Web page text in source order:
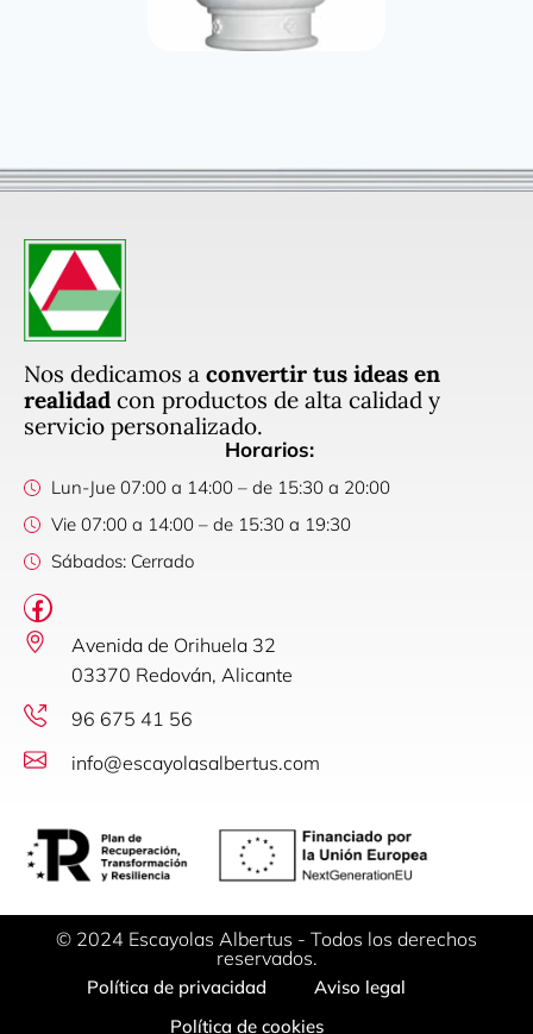
Nos dedicamos a convertir tus ideas en
realidad con productos de alta calidad y
servicio personalizado.
Horarios:
Lun-Jue 07:00 a 14:00 – de 15:30 a 20:00
Vie 07:00 a 14:00 – de 15:30 a 19:30
Sábados: Cerrado
Avenida de Orihuela 32
03370 Redován, Alicante
96 675 41 56
info@escayolasalbertus.com
© 2024 Escayolas Albertus - Todos los derechos
reservados.
Política de privacidad
Aviso legal
Política de cookies